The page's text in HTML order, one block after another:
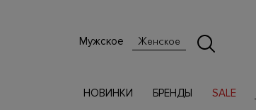
Мужское Женское
НОВИНКИ БРЕНДЫ SALE